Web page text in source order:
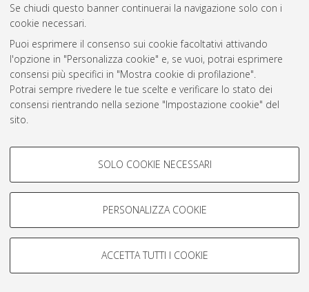
Se chiudi questo banner continuerai la navigazione solo con i
cookie necessari.
Puoi esprimere il consenso sui cookie facoltativi attivando
l'opzione in "Personalizza cookie" e, se vuoi, potrai esprimere
consensi più specifici in "Mostra cookie di profilazione".
Potrai sempre rivedere le tue scelte e verificare lo stato dei
consensi rientrando nella sezione "Impostazione cookie" del
sito.
COOKIE DI PROFILAZIONE -
Si tratta di cookie utilizzati per analizzare le caratteristiche della
navigazione degli utenti, creare profili in base al loro comportamento
Mostra cookie di profilazione
COOKIE TECNICI - NECESSARI
SOLO COOKIE NECESSARI
PERSONALIZZA COOKIE
ACCETTA TUTTI I COOKIE
Rss 1.0
AMS Laurea
Servizio implementato e gestito da AlmaDL
Condizioni d’uso del sito